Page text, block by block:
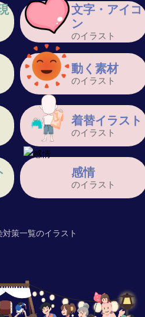
対策一覧のイラスト
文字・アイコ
ン
のイラスト
動く素材
のイラスト
着替イラスト
のイラスト
感情
のイラスト